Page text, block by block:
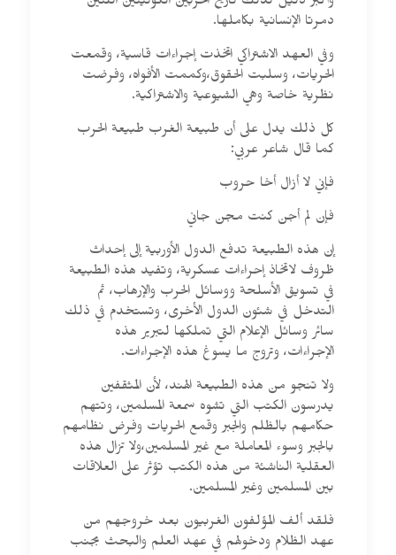
دمرتا الإنسانية بكاملها.
وفي العهد الاشتراكي اتخذت إجراءات قاسية، وقمعت
الحريات، وسلبت الحقوق،وكممت الأفواه، وفرضت
نظرية خاصة وهي الشيوعية والاشتراكية.
كل ذلك يدل على أن طبيعة الغرب طبيعة الحرب
كما قال شاعر عربي:
فإني لا أزال أخا حروب
فإن لم أجن كنت مجن جاني
إن هذه الطبيعة تدفع الدول الأوربية إلى إحداث
ظروف لاتخاذ إحراءات عسكرية، وتفيد هذه الطبيعة
في تسويق الأسلحة ووسائل الحرب والإرهاب، ثم
التدخل في شئون الدول الأخرى، وتستخدم في ذلك
سائر وسائل الإعلام التي تملكها لتبرير هذه
الإجراءات، وتروج ما يسوغ هذه الإجراءات.
ولا تنجو من هذه الطبيعة الهند، لأن المثقفين
يدرسون الكتب التي تشوه سمعة المسلمين، وتتهم
حكامهم بالظلم والجبر وقمع الحريات وفرض نظامهم
بالجبر وسوء المعاملة مع غير المسلمين،ولا تزال هذه
العقلية الناشئة من هذه الكتب تؤثر على العلاقات
بين المسلمين وغير المسلمين.
فلقد ألف المؤلفون الغربيون بعد خروجهم من
عهد الظلام ودخولهم في عهد العلم والبحث بجنب